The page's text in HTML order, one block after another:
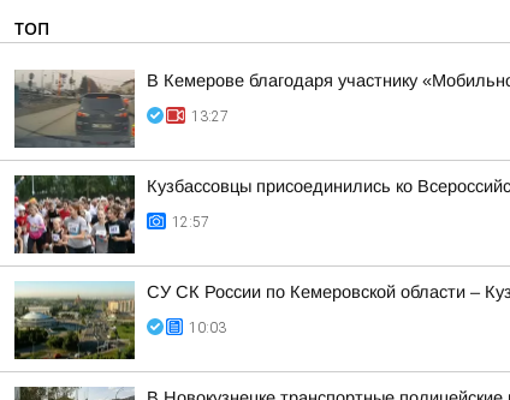
ТОП
В Кемерове благодаря участнику
13:27
Кузбассовцы присоединились ко
12:57
СУ СК России по Кемеровской области –
10:03